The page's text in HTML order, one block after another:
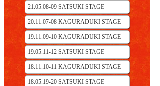
21.05.08-09 SATSUKI STAGE
20.11.07-08 KAGURADUKI STAGE
19.11.09-10 KAGURADUKI STAGE
19.05.11-12 SATSUKI STAGE
18.11.10-11 KAGURADUKI STAGE
18.05.19-20 SATSUKI STAGE